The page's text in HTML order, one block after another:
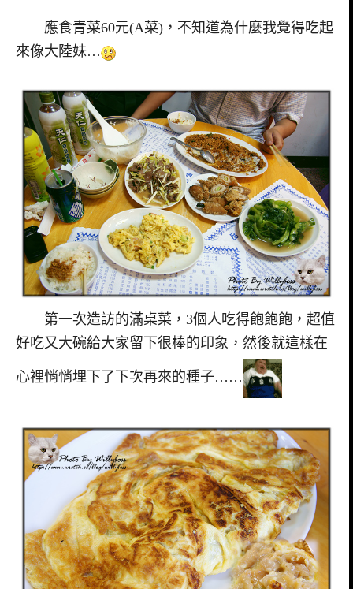
應食青菜60元(A菜)，不知道為什麼我覺得吃起
來像大陸妹…
第一次造訪的滿桌菜，3個人吃得飽飽飽，超值
好吃又大碗給大家留下很棒的印象，然後就這樣在
心裡悄悄埋下了下次再來的種子……